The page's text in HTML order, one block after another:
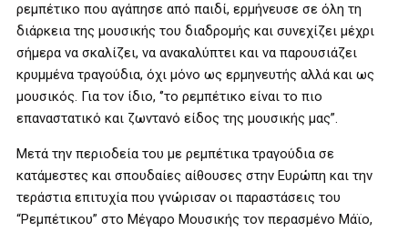
ρεμπέτικο που αγάπησε από παιδί, ερμήνευσε σε όλη τη
διάρκεια της μουσικής του διαδρομής και συνεχίζει μέχρι
σήμερα να σκαλίζει, να ανακαλύπτει και να παρουσιάζει
κρυμμένα τραγούδια, όχι μόνο ως ερμηνευτής αλλά και ως
μουσικός. Για τον ίδιο, ‘’το ρεμπέτικο είναι το πιο
επαναστατικό και ζωντανό είδος της μουσικής μας”.
Μετά την περιοδεία του με ρεμπέτικα τραγούδια σε
κατάμεστες και σπουδαίες αίθουσες στην Ευρώπη και την
τεράστια επιτυχία που γνώρισαν οι παραστάσεις του
“Ρεμπέτικου” στο Μέγαρο Μουσικής τον περασμένο Μάϊο,